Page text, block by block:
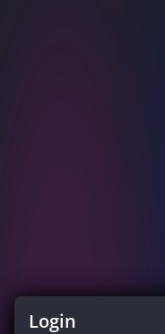
Login